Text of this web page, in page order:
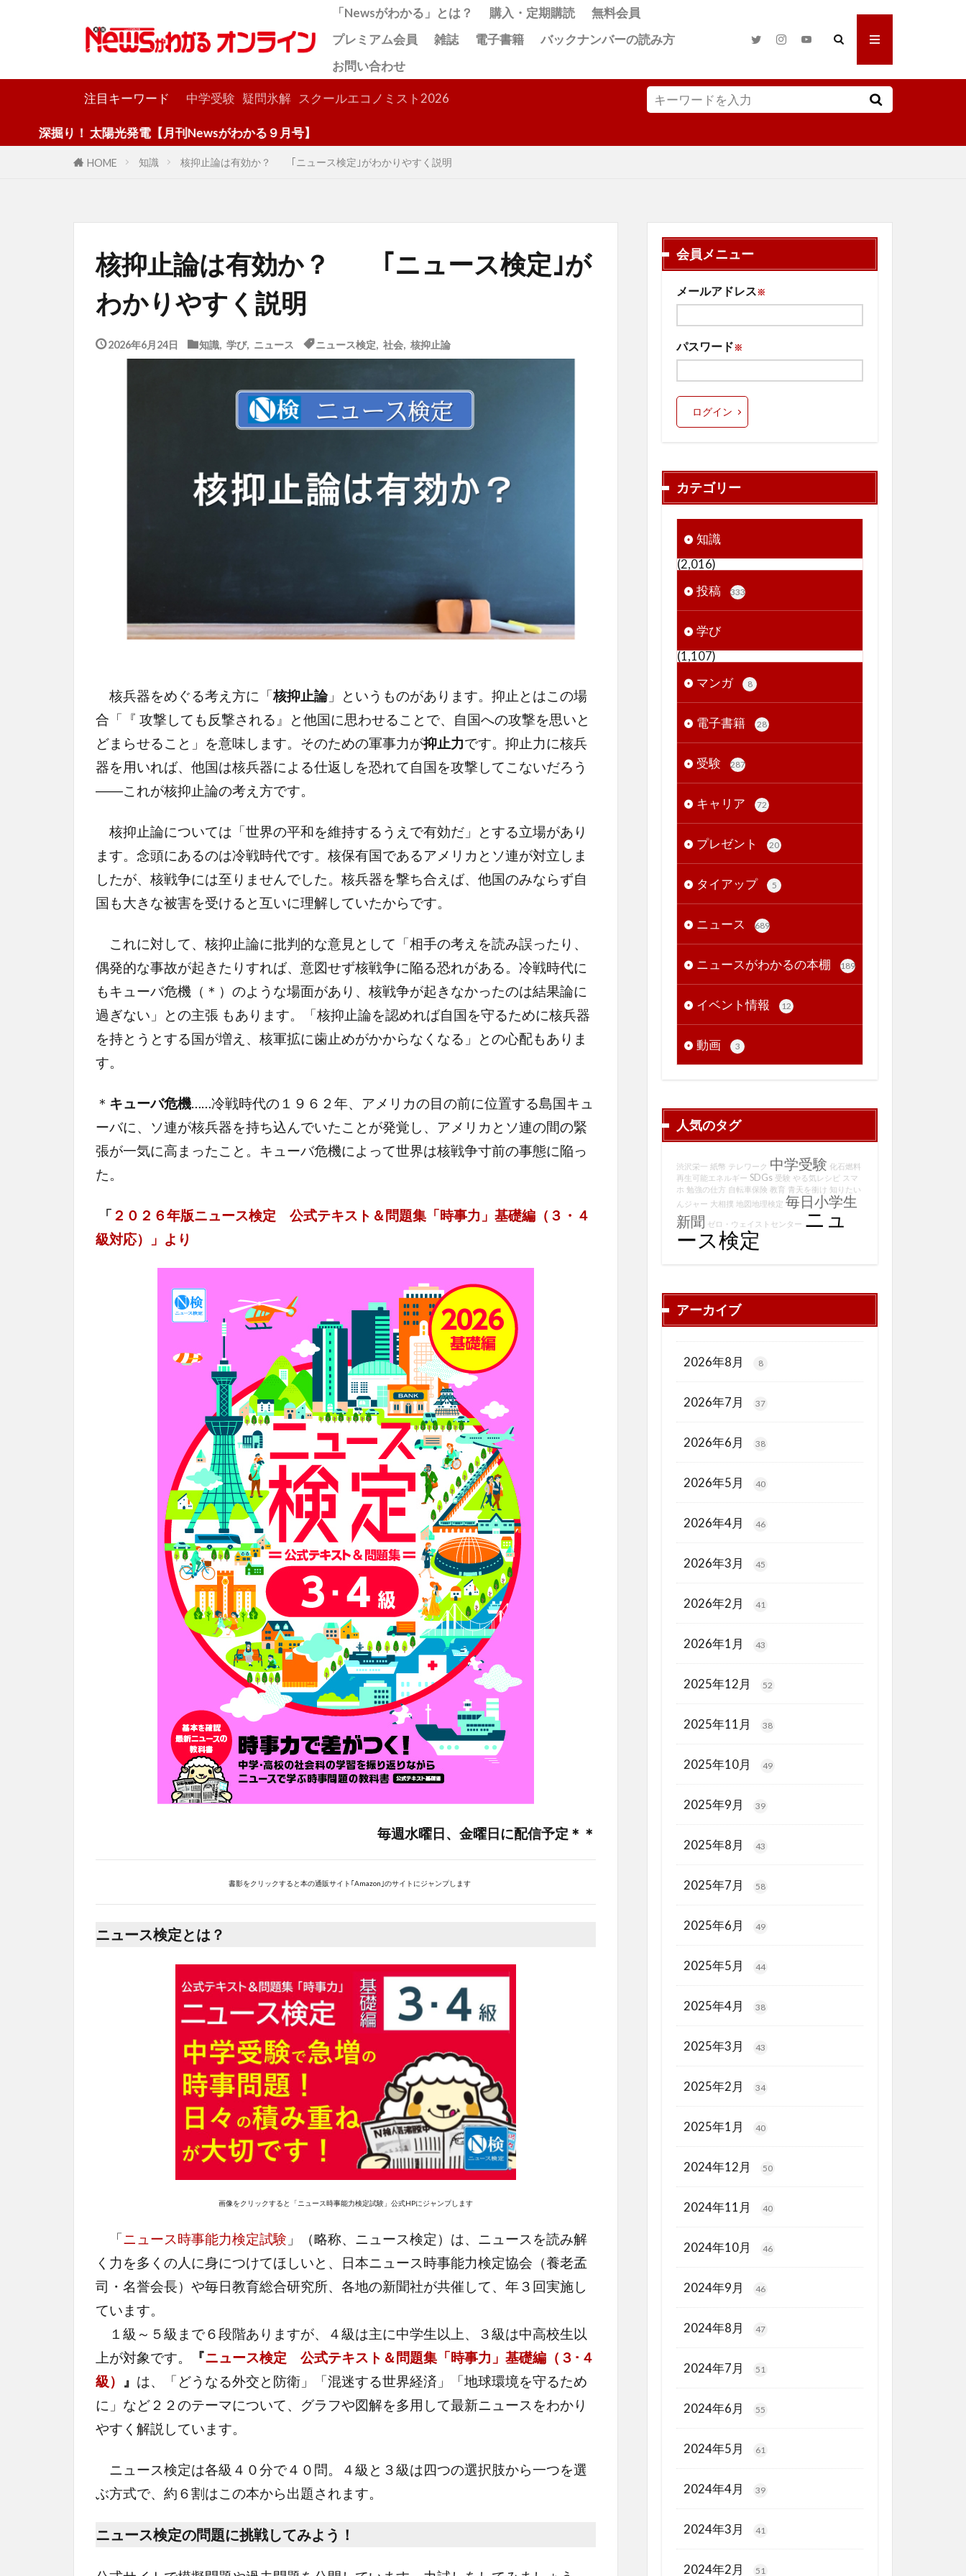
「Newsがわかる」とは？ 購入・定期購読
無料会員
プレミアム会員
雑誌 電子書籍
バックナンバーの読み方
お問い合わせ
注目キーワード 中学受験 疑問氷解 スクールエコノミスト2026
太陽光発電【月刊Newsがわかる９月号】
HOME 知識 核抑止論は有効か？ ｢ニュース検定｣がわかりやすく説明
核抑止論は有効か？ ｢ニュース検定｣が
わかりやすく説明
2026年6月24日 知識 学び, ニュース ニュース検定 社会, 核抑止論
核兵器をめぐる考え方に「核抑止論」というものがあります。抑止とはこの場
合「『 攻撃しても反撃される』と他国に思わせることで、自国への攻撃を思いと
どまらせること」を意味します。そのための軍事力が抑止力です。抑止力に核兵
器を用いれば、他国は核兵器による仕返しを恐れて自国を攻撃してこないだろう
――これが核抑止論の考え方です。
核抑止論については「世界の平和を維持するうえで有効だ」とする立場があり
ます。念頭にあるのは冷戦時代です。核保有国であるアメリカとソ連が対立しま
したが、核戦争には至りませんでした。核兵器を撃ち合えば、他国のみならず自
国も大きな被害を受けると互いに理解していたからです。
これに対して、核抑止論に批判的な意見として「相手の考えを読み誤ったり、
偶発的な事故が起きたりすれば、意図せず核戦争に陥る恐れがある。冷戦時代に
もキューバ危機（＊）のような場面があり、核戦争が起きなかったのは結果論に
過ぎない」との主張 もあります。「核抑止論を認めれば自国を守るために核兵器
を持とうとする国が増え、核軍拡に歯止めがかからなくなる」との心配もありま
す。
＊ キューバ危機……冷戦時代の１９６２年、アメリカの目の前に位置する島国キュ
ーバに、ソ連が核兵器を持ち込んでいたことが発覚し、アメリカとソ連の間の緊
張が一気に高まったこと。キューバ危機によって世界は核戦争寸前の事態に陥っ
た。
「 ２０２６年版ニュース検定 公式テキスト＆問題集「時事力」基礎編（３・４
級対応）」より
毎週水曜日、金曜日に配信予定＊＊
書影をクリックすると本の通販サイト｢Amazon｣のサイトにジャンプします
ニュース検定とは？
画像をクリックすると「ニュース時事能力検定試験」公式HPにジャンプします
「ニュース時事能力検定試験 」（略称、ニュース検定）は、ニュースを読み解
く力を多くの人に身につけてほしいと、日本ニュース時事能力検定協会（養老孟
司・名誉会長）や毎日教育総合研究所、各地の新聞社が共催して、年３回実施し
ています。
１級～５級まで６段階ありますが、４級は主に中学生以上、３級は中高校生以
上が対象です。
『ニュース検定 公式テキスト＆問題集「時事力」基礎編（３･４
級） 』 は、「どうなる外交と防衛」「混迷する世界経済」「地球環境を守るため
に」など２２のテーマについて、グラフや図解を多用して最新ニュースをわかり
やすく解説しています。
ニュース検定は各級４０分で４０問。４級と３級は四つの選択肢から一つを選
ぶ方式で、約６割はこの本から出題されます。
ニュース検定の問題に挑戦してみよう！
会員メニュー
メールアドレス※
パスワード※
ログイン
カテゴリー
知識
(2,016)
投稿
333
学び
(1,107)
マンガ
8
電子書籍 28
受験 287
キャリア 72
プレゼント 20
タイアップ 5
ニュース 689
ニュースがわかるの本棚 189
イベント情報 12
動画 3
人気のタグ
渋沢栄一 紙幣 テレワーク 中学受験 化石燃料
再生可能エネルギー SDGs 受験 やる気レシピ
スマ
ホ 勉強の仕方 自転車保険 教育 青天を衝け 知りたい
んジャー 大相撲 地図地理検定 毎日小学生
新聞 ゼロ・ウェイストセンター ニュ
ース検定
アーカイブ
2026年8月 8
2026年7月 37
2026年6月 38
2026年5月 40
2026年4月 46
2026年3月 45
2026年2月 41
2026年1月 43
2025年12月 52
2025年11月 38
2025年10月 49
2025年9月 39
2025年8月 43
2025年7月 58
2025年6月 49
2025年5月 44
2025年4月 38
2025年3月 43
2025年2月 34
2025年1月 40
2024年12月 50
2024年11月 40
2024年10月 46
2024年9月 46
2024年8月 47
2024年7月 51
2024年6月 55
2024年5月 61
2024年4月 39
2024年3月 41
2024年2月 51
検索